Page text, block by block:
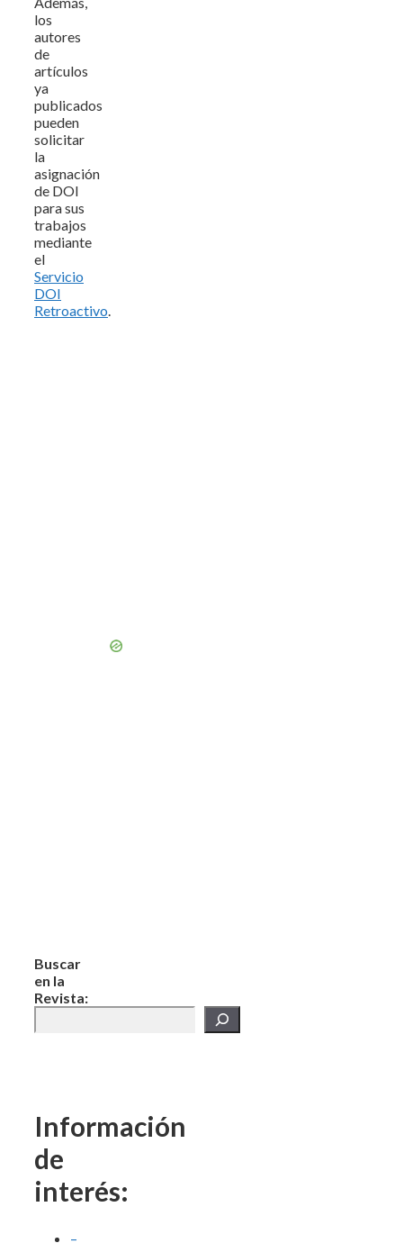
los
autores
de
artículos
ya
publicados
pueden
solicitar
la
asignación
de DOI
para sus
trabajos
mediante
el
Servicio
DOI
Retroactivo.
Buscar
en la
Revista:
Información
de
interés:
–